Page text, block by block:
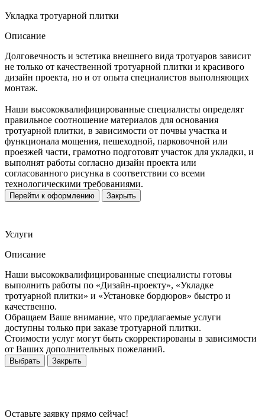
Укладка тротуарной плитки
Описание
Долговечность и эстетика внешнего вида тротуаров зависит
не только от качественной тротуарной плитки и красивого
дизайн проекта, но и от опыта специалистов выполняющих
монтаж.
Наши высококвалифицированные специалисты определят
правильное соотношение материалов для основания
тротуарной плитки, в зависимости от почвы участка и
функционала мощения, пешеходной, парковочной или
проезжей части, грамотно подготовят участок для укладки, и
выполнят работы согласно дизайн проекта или
согласованного рисунка в соответствии со всеми
технологическими требованиями.
Перейти к оформлению Закрыть
Услуги
Описание
Наши высококвалифицированные специалисты готовы
выполнить работы по «Дизайн-проекту», «Укладке
тротуарной плитки» и «Установке бордюров» быстро и
качественно.
Обращаем Ваше внимание, что предлагаемые услуги
доступны только при заказе тротуарной плитки.
Стоимости услуг могут быть скорректированы в зависимости
от Ваших дополнительных пожеланий.
Выбрать Закрыть
Оставьте заявку прямо сейчас!